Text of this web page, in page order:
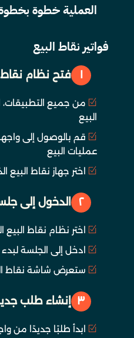
العملية خطوة
فواتير نقاط البيع
فتح نظام نقاط
من جميع التطبيقات،
البيع
قم بالوصول إلى
عمليات البيع
اختر جهاز نقاط البيع
٢ الدخول إلى
اختر نظام نقاط البيع
ادخل إلى الجلسة
ستعرض شاشة نقاط
٣ إنشاء طلب
ابدأ طلبًا جديدًا من